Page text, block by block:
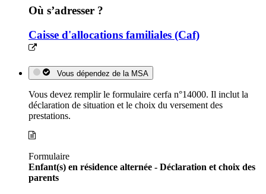
Où s’adresser ?
Caisse d'allocations familiales (Caf)
Vous dépendez de la MSA
Vous devez remplir le formulaire cerfa n°14000. Il inclut la
déclaration de situation et le choix du versement des
prestations.
Formulaire
Enfant(s) en résidence alternée - Déclaration et choix des
parents